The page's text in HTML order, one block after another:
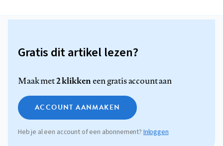
Gratis dit artikel lezen?
Maak met2 klikkeneen gratis account aan
ACCOUNT AANMAKEN
Heb je al een account of een abonnement? Inloggen